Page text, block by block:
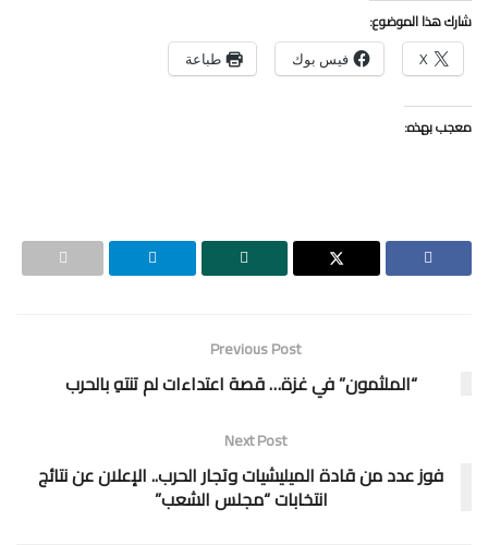
شارك هذا الموضوع:
X فيس بوك طباعة
معجب بهذه:
Previous Post
“الملثمون” في غزة… قصة اعتداءات لم تنتهِ بالحرب
Next Post
فوز عدد من قادة الميليشيات وتجار الحرب.. الإعلان عن نتائج
انتخابات “مجلس الشعب”